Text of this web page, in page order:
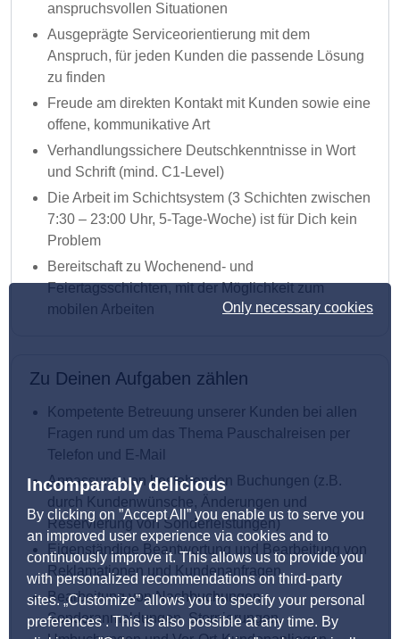
Only necessary cookies
Incomparably delicious
By clicking on ”Accept All” you enable us to serve you
an improved user experience via cookies and to
continuously improve it. This allows us to provide you
with personalized recommendations on third-party
sites. „Customize” allows you to specify your personal
preferences . This is also possible at any time. By
anspruchsvollen Situationen
Ausgeprägte Serviceorientierung mit dem
Anspruch, für jeden Kunden die passende Lösung
zu finden
Freude am direkten Kontakt mit Kunden sowie eine
offene, kommunikative Art
Verhandlungssichere Deutschkenntnisse in Wort
und Schrift (mind. C1-Level)
Die Arbeit im Schichtsystem (3 Schichten zwischen
7:30 – 23:00 Uhr, 5-Tage-Woche) ist für Dich kein
Problem
Bereitschaft zu Wochenend- und
Feiertagsschichten, mit der Möglichkeit zum
mobilen Arbeiten
Zu Deinen Aufgaben zählen
Kompetente Betreuung unserer Kunden bei allen
Fragen rund um das Thema Pauschalreisen per
Telefon und E-Mail
Anpassung von bestehenden Buchungen (z.B.
durch Kundenwünsche, Änderungen und
Reservierung von Sonderleistungen)
Eigenständige Beantwortung und Bearbeitung von
Reklamationen und Kundenanfragen
Bearbeitung von Nachbuchungen,
Sonderanmeldungen, Stornierungen,